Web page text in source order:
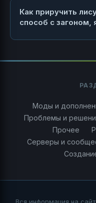
Как приручить
способ с
Моды и
Проблемы и
Прочее
Серверы и